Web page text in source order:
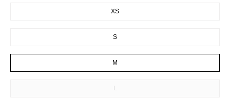
XS
S
M
L